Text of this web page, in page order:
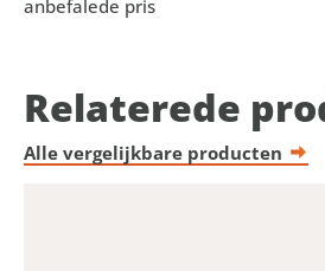
anbefalede pris
Relaterede
Alle vergelijkbare producten